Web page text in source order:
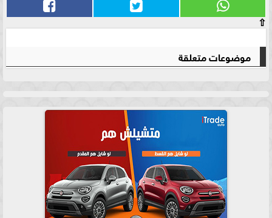
⇧
موضوعات متعلقة